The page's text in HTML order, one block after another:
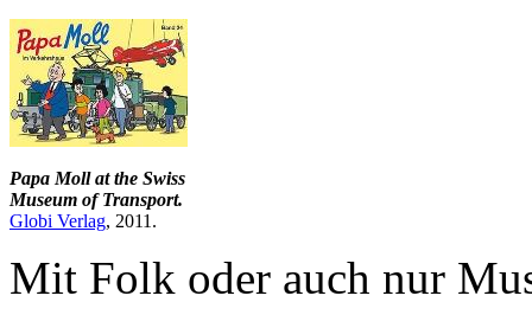
Papa Moll at the Swiss
Museum of Transport.
Globi Verlag, 2011.
Mit Folk oder auch nur